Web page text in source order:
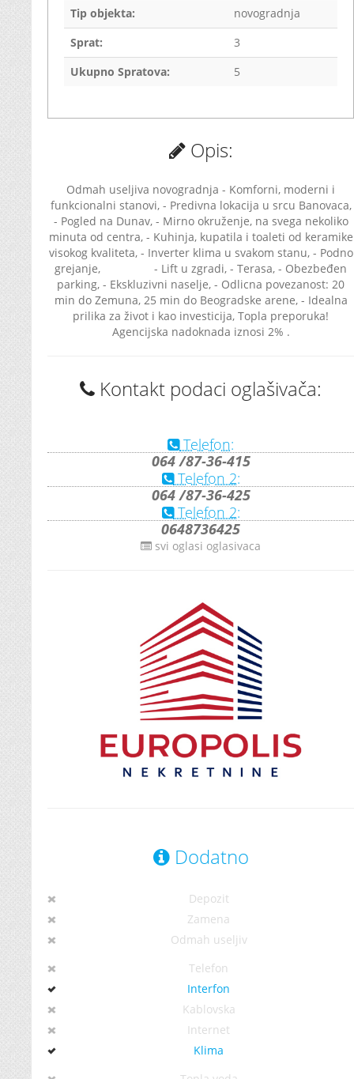
Tip objekta:
novogradnja
Sprat:
3
Ukupno Spratova:
5
Opis:
Odmah useljiva novogradnja - Komforni, moderni i
funkcionalni stanovi, - Predivna lokacija u srcu Banovaca,
- Pogled na Dunav, - Mirno okruženje, na svega nekoliko
minuta od centra, - Kuhinja, kupatila i toaleti od keramike
visokog kvaliteta, - Inverter klima u svakom stanu, - Podno
grejanje, - Lift u zgradi, - Terasa, - Obezbeđen
parking, - Ekskluzivni naselje, - Odlicna povezanost: 20
min do Zemuna, 25 min do Beogradske arene, - Idealna
prilika za život i kao investicija, Topla preporuka!
Agencijska nadoknada iznosi 2% .
Kontakt podaci oglašivača:
Telefon:
064 /87-36-415
Telefon 2:
064 /87-36-425
Telefon 2:
0648736425
svi oglasi oglasivaca
Dodatno
Depozit
Zamena
Odmah useljiv
Telefon
Interfon
Kablovska
Internet
Klima